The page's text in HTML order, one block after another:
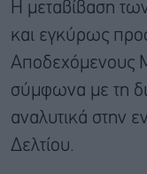
Η μεταβίβαση
και εγκύρως
Αποδεχόμενους
σύμφωνα με τη
αναλυτικά στην
Δελτίου.